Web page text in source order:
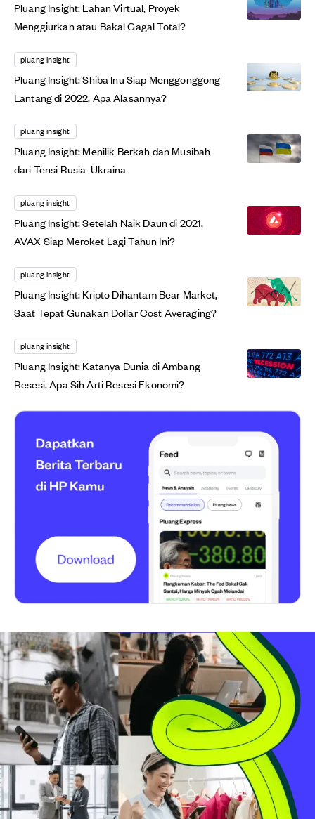
Pluang Insight: Lahan Virtual, Proyek
Menggiurkan atau Bakal Gagal Total?
pluang insight
Pluang Insight: Shiba Inu Siap Menggonggong
Lantang di 2022. Apa Alasannya?
pluang insight
Pluang Insight: Menilik Berkah dan Musibah
dari Tensi Rusia-Ukraina
pluang insight
Pluang Insight: Setelah Naik Daun di 2021,
AVAX Siap Meroket Lagi Tahun Ini?
pluang insight
Pluang Insight: Kripto Dihantam Bear Market,
Saat Tepat Gunakan Dollar Cost Averaging?
pluang insight
Pluang Insight: Katanya Dunia di Ambang
Resesi. Apa Sih Arti Resesi Ekonomi?